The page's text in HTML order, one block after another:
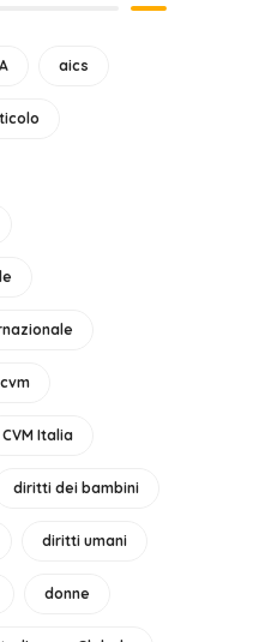
aics
cvm
CVM Italia
diritti dei bambini
diritti umani
donne